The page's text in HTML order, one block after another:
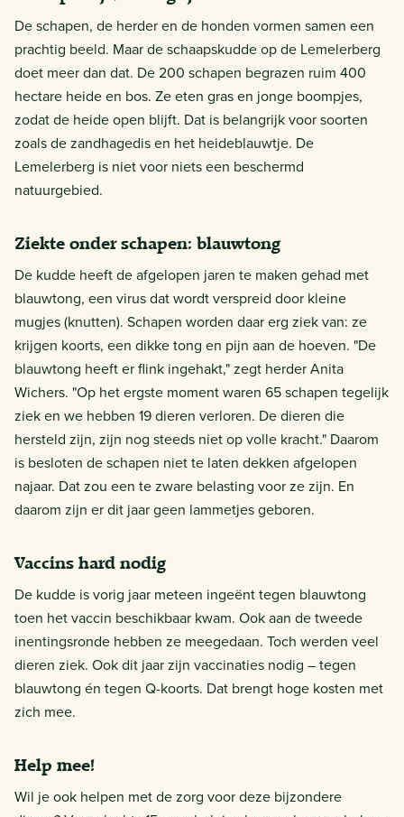
De schapen, de herder en de honden vormen samen een
prachtig beeld. Maar de schaapskudde op de Lemelerberg
doet meer dan dat. De 200 schapen begrazen ruim 400
hectare heide en bos. Ze eten gras en jonge boompjes,
zodat de heide open blijft. Dat is belangrijk voor soorten
zoals de zandhagedis en het heideblauwtje. De
Lemelerberg is niet voor niets een beschermd
natuurgebied.
Ziekte onder schapen: blauwtong
De kudde heeft de afgelopen jaren te maken gehad met
blauwtong, een virus dat wordt verspreid door kleine
mugjes (knutten). Schapen worden daar erg ziek van: ze
krijgen koorts, een dikke tong en pijn aan de hoeven. "De
blauwtong heeft er flink ingehakt," zegt herder Anita
Wichers. "Op het ergste moment waren 65 schapen tegelijk
ziek en we hebben 19 dieren verloren. De dieren die
hersteld zijn, zijn nog steeds niet op volle kracht." Daarom
is besloten de schapen niet te laten dekken afgelopen
najaar. Dat zou een te zware belasting voor ze zijn. En
daarom zijn er dit jaar geen lammetjes geboren.
Vaccins hard nodig
De kudde is vorig jaar meteen ingeënt tegen blauwtong
toen het vaccin beschikbaar kwam. Ook aan de tweede
inentingsronde hebben ze meegedaan. Toch werden veel
dieren ziek. Ook dit jaar zijn vaccinaties nodig – tegen
blauwtong én tegen Q-koorts. Dat brengt hoge kosten met
zich mee.
Help mee!
Wil je ook helpen met de zorg voor deze bijzondere